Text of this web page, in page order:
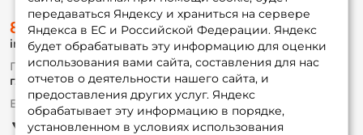
передаваться Яндексу и храниться на сервере
Яндекса в ЕС и Российской Федерации. Яндекс
будет обрабатывать эту информацию для оценки
использования вами сайта, составления для нас
отчетов о деятельности нашего сайта, и
предоставления других услуг. Яндекс
обрабатывает эту информацию в порядке,
установленном в условиях использования
О магазине
Доставка
Оплата
Fox-bonus
Гуру
Партнерская программа
8 (495) 532-77-88
info@foxfishing.ru
По вопросам с заказом
г. Москва, ул. Плеханова д.7
Ежедневно 10:00 до 20:00